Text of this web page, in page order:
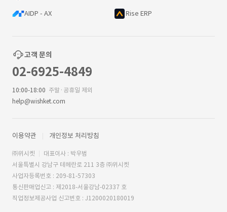
AIDP - AX Rise ERP
고객 문의
02-6925-4849
10:00-18:00 주말·공휴일 제외
help@wishket.com
이용약관 개인정보 처리방침
㈜위시켓
대표이사 : 박우범
서울특별시 강남구 테헤란로 211 3층 ㈜위시켓
사업자등록번호 : 209-81-57303
통신판매업신고 : 제2018-서울강남-02337 호
직업정보제공사업 신고번호 : J1200020180019